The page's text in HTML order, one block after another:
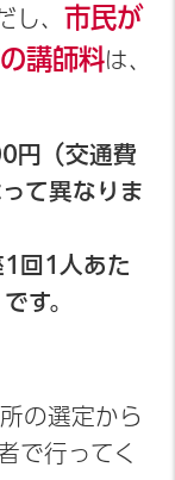
し、 市民が
講師料は、
円（交通費
て異なりま
1回1人あた
す。
の選定から
で行ってく